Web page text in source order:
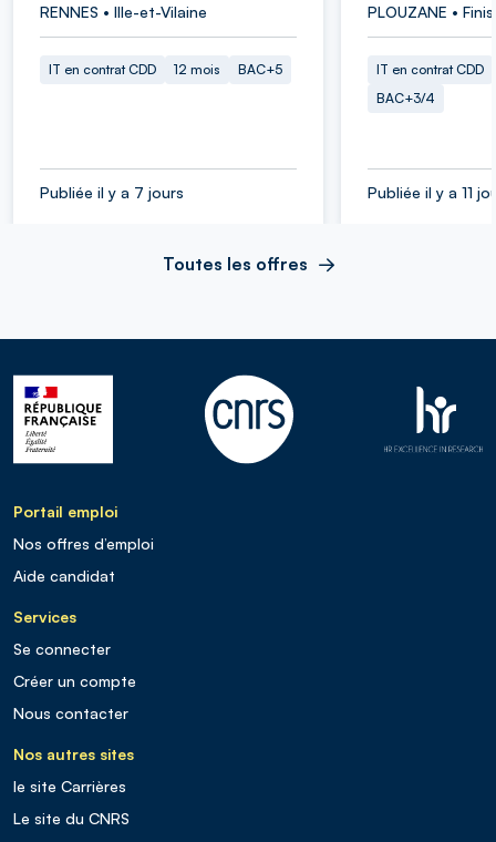
RENNES • Ille-et-Vilaine
IT en contrat CDD 12 mois BAC+5
Publiée il y a 7 jours
PLOUZANE •
IT en contrat CDD
BAC+3/4
Publiée il y a 11
Toutes les offres
Portail emploi
Nos offres d’emploi
Aide candidat
Services
Se connecter
Créer un compte
Nous contacter
Nos autres sites
le site Carrières
Le site du CNRS